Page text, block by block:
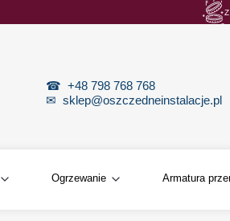
☎ +48 798 768 768
✉ sklep@oszczedneinstalacje.pl
Ogrzewanie Armatura